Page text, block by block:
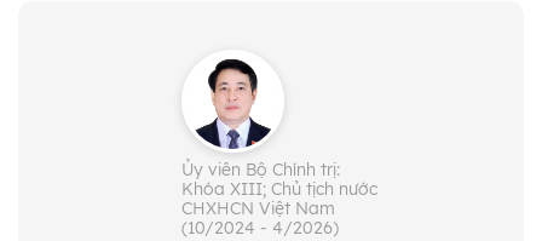
Ủy viên Bộ Chính trị:
Khóa XIII; Chủ tịch nước
CHXHCN Việt Nam
(10/2024 - 4/2026)